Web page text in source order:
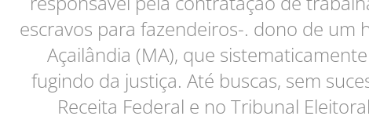
escravos para fazendeiros-. dono de um
Açailândia (MA), que
fugindo da justiça. Até buscas, sem
Receita Federal e no Tribunal